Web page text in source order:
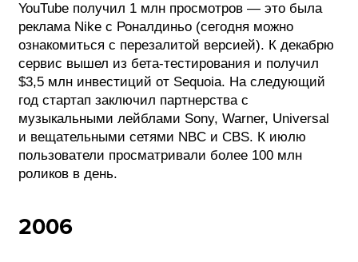
YouTube получил 1 млн просмотров — это была
реклама Nike с Роналдиньо (сегодня можно
ознакомиться с перезалитой версией). К декабрю
сервис вышел из бета-тестирования и получил
$3,5 млн инвестиций от Sequoia. На следующий
год стартап заключил партнерства с
музыкальными лейблами Sony, Warner, Universal
и вещательными сетями NBC и CBS. К июлю
пользователи просматривали более 100 млн
роликов в день.
2006